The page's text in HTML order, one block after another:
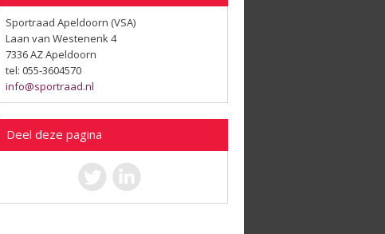
Sportraad Apeldoorn (VSA)
Laan van Westenenk 4
7336 AZ Apeldoorn
tel: 055-3604570
info@sportraad.nl
Deel deze pagina